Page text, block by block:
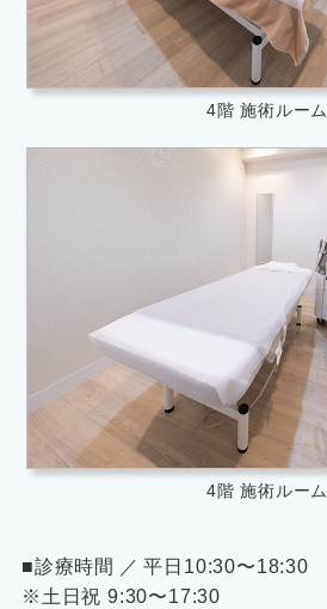
4階 施術ルーム
4階 施術ルーム
■診療時間 ／ 平日10:30〜18:30
※土日祝 9:30〜17:30